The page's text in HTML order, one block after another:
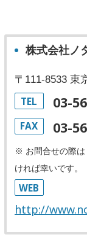
株式会社ノ
〒111-8533 東
TEL 03-
FAX 03-
※ お問合せの際は
ければ幸いです。
WEB
http://